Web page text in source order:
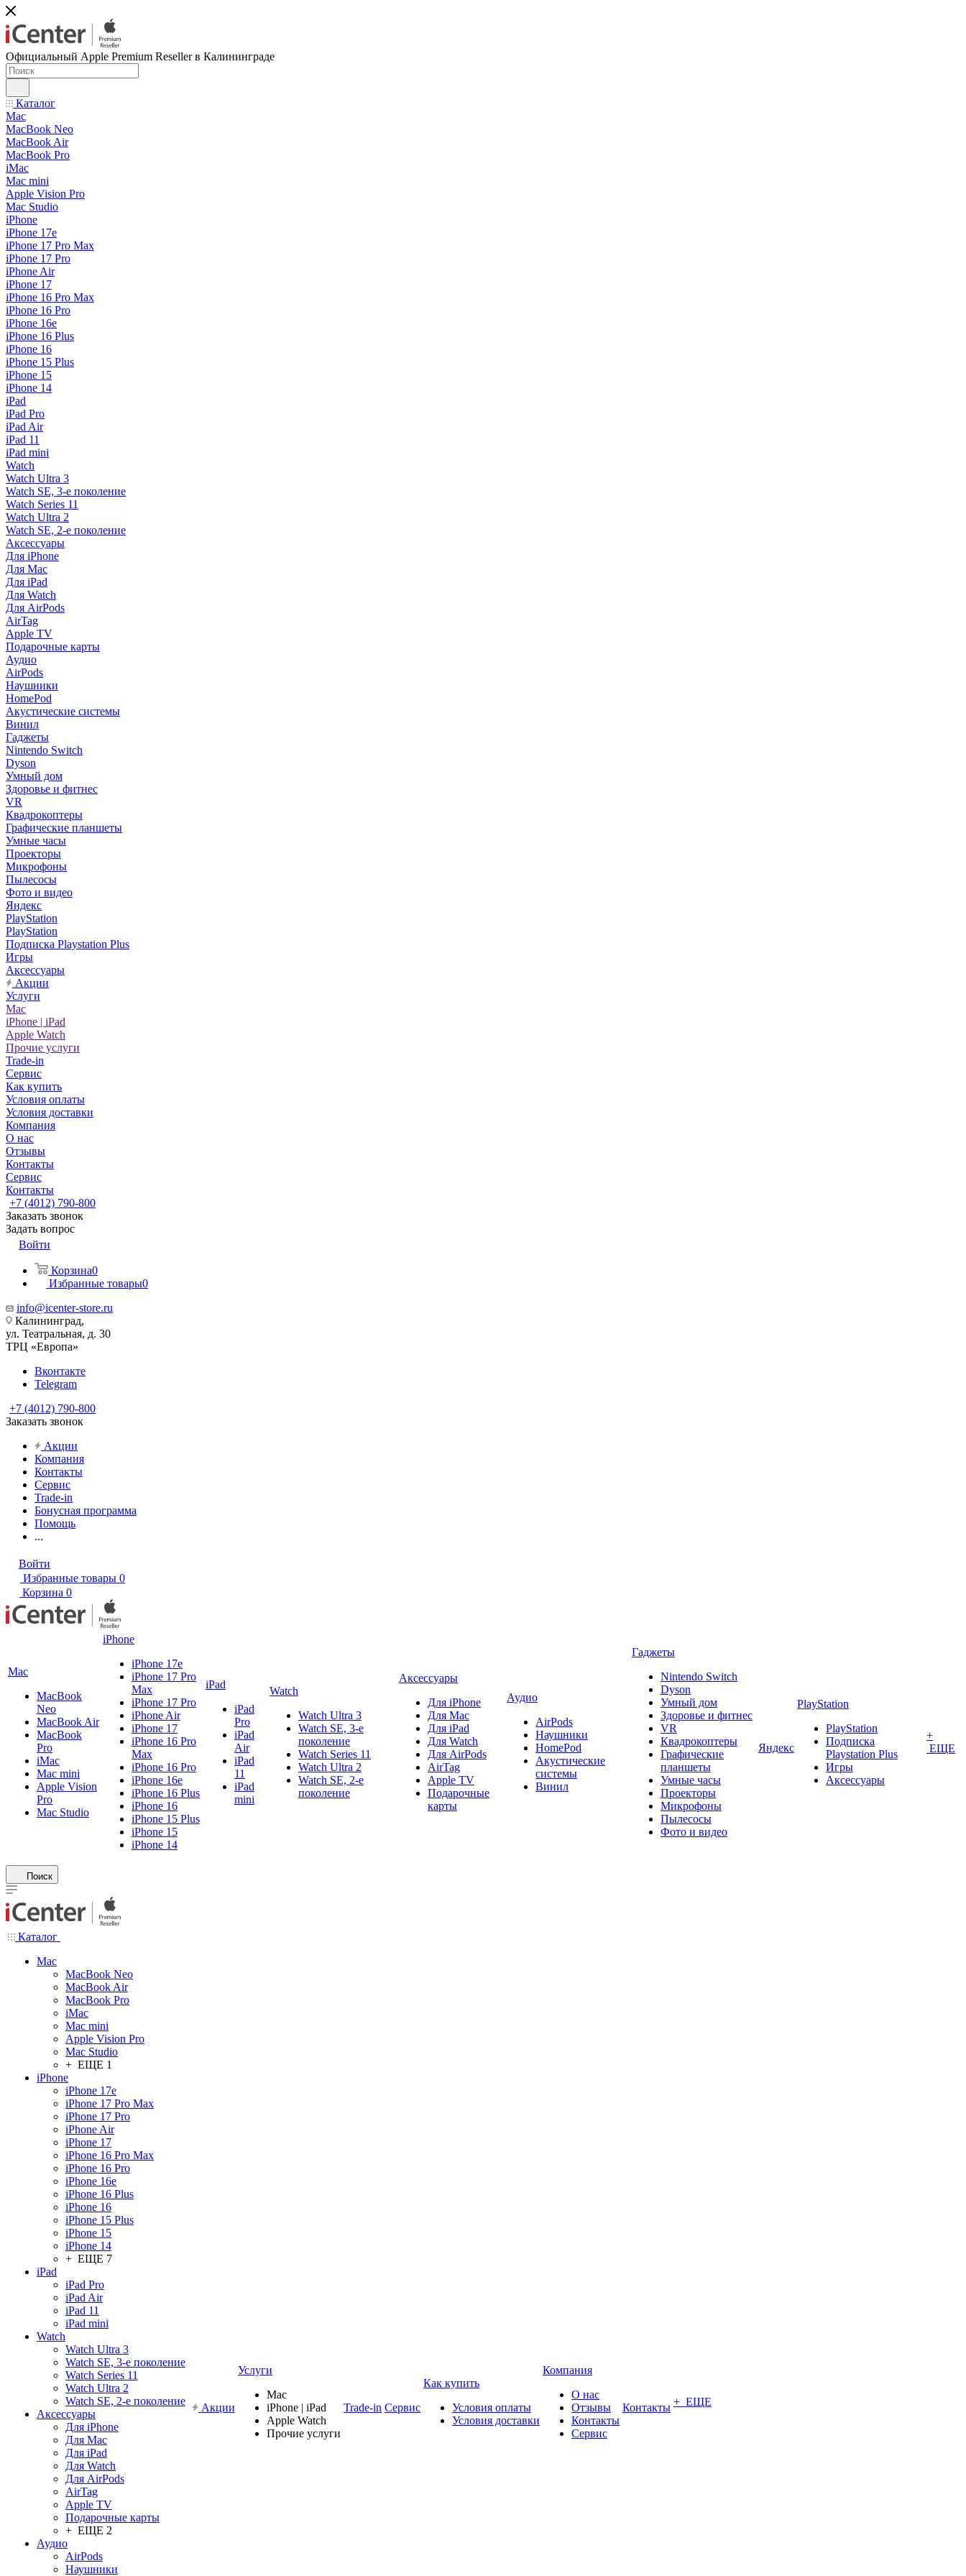
Официальный Apple Premium Reseller в Калининграде
Каталог
Mac
MacBook Neo
MacBook Air
MacBook Pro
iMac
Mac mini
Apple Vision Pro
Mac Studio
iPhone
iPhone 17e
iPhone 17 Pro Max
iPhone 17 Pro
iPhone Air
iPhone 17
iPhone 16 Pro Max
iPhone 16 Pro
iPhone 16e
iPhone 16 Plus
iPhone 16
iPhone 15 Plus
iPhone 15
iPhone 14
iPad
iPad Pro
iPad Air
iPad 11
iPad mini
Watch
Watch Ultra 3
Watch SE, 3-е поколение
Watch Series 11
Watch Ultra 2
Watch SE, 2-е поколение
Аксессуары
Для iPhone
Для Mac
Для iPad
Для Watch
Для AirPods
AirTag
Apple TV
Подарочные карты
Аудио
AirPods
Наушники
HomePod
Акустические системы
Винил
Гаджеты
Nintendo Switch
Dyson
Умный дом
Здоровье и фитнес
VR
Квадрокоптеры
Графические планшеты
Умные часы
Проекторы
Микрофоны
Пылесосы
Фото и видео
Яндекс
PlayStation
PlayStation
Подписка Playstation Plus
Игры
Аксессуары
Акции
Услуги
Mac
iPhone | iPad
Apple Watch
Прочие услуги
Trade-in
Сервис
Как купить
Условия оплаты
Условия доставки
Компания
О нас
Отзывы
Контакты
Сервис
Контакты
+7 (4012) 790-800
Заказать звонок
Задать вопрос
Войти
Корзина0
Избранные товары0
info@icenter-store.ru
Калининград,
ул. Театральная, д. 30
ТРЦ «Европа»
Вконтакте
Telegram
+7 (4012) 790-800
Заказать звонок
Акции
Компания
Контакты
Сервис
Trade-in
Бонусная программа
Помощь
...
Войти
Избранные товары 0
Корзина 0
Mac
MacBook
Neo
MacBook Air
MacBook
Pro
iMac
Mac mini
Apple Vision
Pro
Mac Studio
iPhone
iPhone 17e
iPhone 17 Pro
Max
iPhone 17 Pro
iPhone Air
iPhone 17
iPhone 16 Pro
Max
iPhone 16 Pro
iPhone 16e
iPhone 16 Plus
iPhone 16
iPhone 15 Plus
iPhone 15
iPhone 14
iPad
iPad
Pro
iPad
Air
iPad
11
iPad
mini
Watch
Watch Ultra 3
Watch SE, 3-е
поколение
Watch Series 11
Watch Ultra 2
Watch SE, 2-е
поколение
Аксессуары
Для iPhone
Для Mac
Для iPad
Для Watch
Для AirPods
AirTag
Apple TV
Подарочные
карты
Аудио
AirPods
Наушники
HomePod
Акустические
системы
Винил
Гаджеты
Nintendo Switch
Dyson
Умный дом
Здоровье и фитнес
VR
Квадрокоптеры
Графические
планшеты
Умные часы
Проекторы
Микрофоны
Пылесосы
Фото и видео
Яндекс
PlayStation
PlayStation
Подписка
Playstation Plus
Игры
Аксессуары
+
ЕЩЕ
Поиск
Каталог
Mac
MacBook Neo
MacBook Air
MacBook Pro
iMac
Mac mini
Apple Vision Pro
Mac Studio
+ ЕЩЕ 1
iPhone
iPhone 17e
iPhone 17 Pro Max
iPhone 17 Pro
iPhone Air
iPhone 17
iPhone 16 Pro Max
iPhone 16 Pro
iPhone 16e
iPhone 16 Plus
iPhone 16
iPhone 15 Plus
iPhone 15
iPhone 14
+ ЕЩЕ 7
iPad
iPad Pro
iPad Air
iPad 11
iPad mini
Watch
Watch Ultra 3
Watch SE, 3-е поколение
Watch Series 11
Watch Ultra 2
Watch SE, 2-е поколение
Аксессуары
Для iPhone
Для Mac
Для iPad
Для Watch
Для AirPods
AirTag
Apple TV
Подарочные карты
+ ЕЩЕ 2
Аудио
AirPods
Наушники
Акции
Услуги
Mac
iPhone | iPad
Apple Watch
Прочие услуги
Trade-in Сервис
Как купить
Условия оплаты
Условия доставки
Компания
О нас
Отзывы
Контакты
Сервис
Контакты + ЕЩЕ